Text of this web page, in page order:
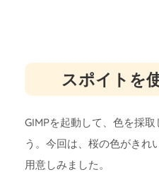
スポイトを
GIMPを起動して、色を採
う。今回は、桜の色がきれ
用意しみました。